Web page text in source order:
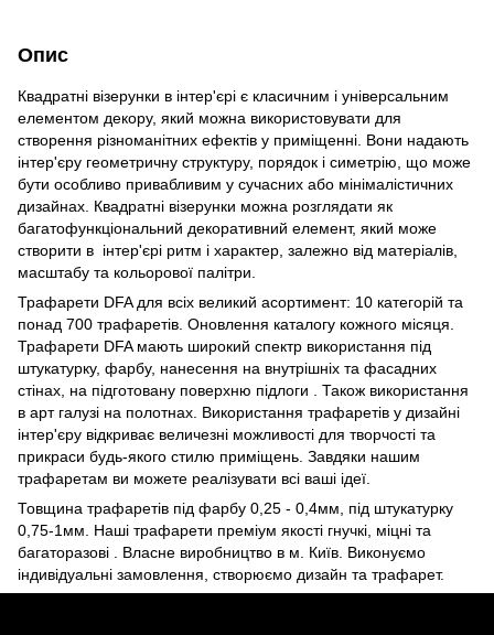
Опис
Квадратні візерунки в інтер'єрі є класичним і універсальним
елементом декору, який можна використовувати для
створення різноманітних ефектів у приміщенні. Вони надають
інтер'єру геометричну структуру, порядок і симетрію, що може
бути особливо привабливим у сучасних або мінімалістичних
дизайнах. Квадратні візерунки можна розглядати як
багатофункціональний декоративний елемент, який може
створити в інтер'єрі ритм і характер, залежно від матеріалів,
масштабу та кольорової палітри.
Трафарети DFA для всіх великий асортимент: 10 категорій та
понад 700 трафаретів. Оновлення каталогу кожного місяця.
Трафарети DFA мають широкий спектр використання під
штукатурку, фарбу, нанесення на внутрішніх та фасадних
стінах, на підготовану поверхню підлоги . Також використання
в арт галузі на полотнах. Використання трафаретів у дизайні
інтер'єру відкриває величезні можливості для творчості та
прикраси будь-якого стилю приміщень. Завдяки нашим
трафаретам ви можете реалізувати всі ваші ідеї.
Товщина трафаретів під фарбу 0,25 - 0,4мм, під штукатурку
0,75-1мм. Наші трафарети преміум якості гнучкі, міцні та
багаторазові . Власне виробництво в м. Київ. Виконуємо
індивідуальні замовлення, створюємо дизайн та трафарет.